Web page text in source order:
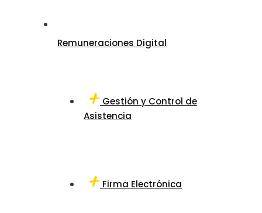
Remuneraciones Digital
Gestión y Control de
Asistencia
Firma Electrónica